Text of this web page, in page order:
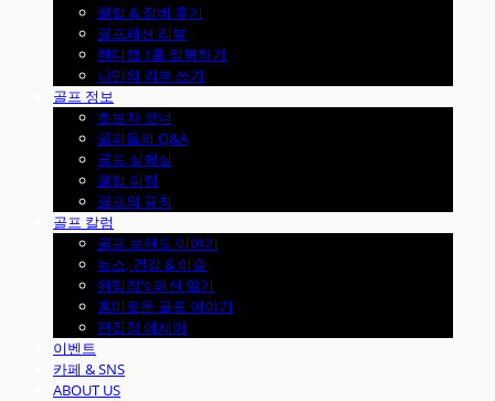
클럽 & 장비 후기
골프패션 리뷰
핸디캡 1홀 정복하기
나만의 리뷰 쓰기
골프 정보
초보자 코너
골퍼들의 Q&A
골프 실험실
클럽 피팅
골프의 규칙
골프 칼럼
골프 브랜드 이야기
뉴스, 건강 & 이슈
원팀장's 패션 일기
흥미로운 골프 이야기
편집장 에세이
이벤트
카페 & SNS
ABOUT US